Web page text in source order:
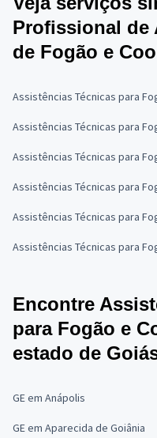
Profissional de
de Fogão e
Assistências Técnicas para
Assistências Técnicas para
Assistências Técnicas para
Assistências Técnicas para
Assistências Técnicas para
Assistências Técnicas para
Encontre
para Fogão e
estado de
GE em Anápolis
GE em Aparecida de Goiânia